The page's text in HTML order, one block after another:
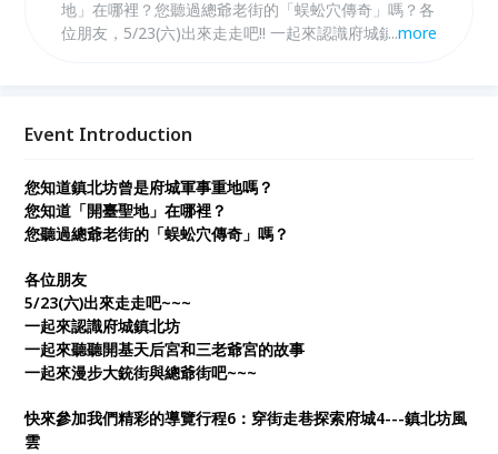
地」在哪裡？您聽過總爺老街的「蜈蚣穴傳奇」嗎？各
位朋友，5/23(六)出來走走吧!! 一起來認識府城鎮北
遊。導覽行程》漫遊老台南、探索舊城區，來一趟知性
...more
Event Introduction
您知道鎮北坊曾是府城軍事重地嗎？
您知道「開臺聖地」在哪裡？
您聽過總爺老街的「蜈蚣穴傳奇」嗎？
各位朋友
5/23(六)出來走走吧~~~
一起來認識府城鎮北坊
一起來聽聽開基天后宮和三老爺宮的故事
一起來漫步大銃街與總爺街吧~~~
快來參加我們精彩的導覽行程6：穿街走巷探索府城4---鎮北坊風
雲